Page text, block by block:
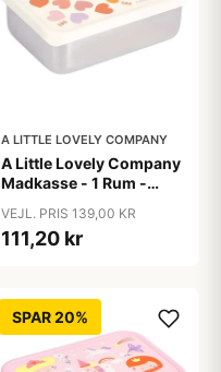
A LITTLE LOVELY COMPANY
A Little Lovely Company
Madkasse - 1 Rum -
Hearts
VEJL. PRIS 139,00 KR
111,20 kr
SPAR 20%